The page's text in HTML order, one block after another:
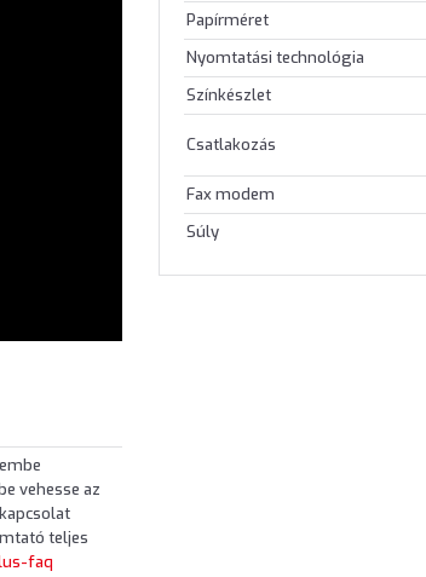
vehesse az
teljes
faq
Papírméret
Nyomtatási technológia
Színkészlet
Csatlakozás
Fax modem
Súly